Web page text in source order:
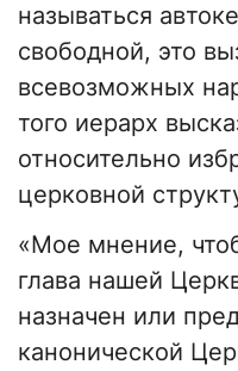
называться
свободной, это
всевозможных
того иерарх
относительно
церковной
«Мое мнение,
глава нашей
назначен или
канонической